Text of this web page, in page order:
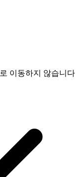
이동하지 않습니다